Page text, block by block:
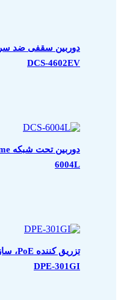
DCS-4602EV
6004L
DPE-301GI